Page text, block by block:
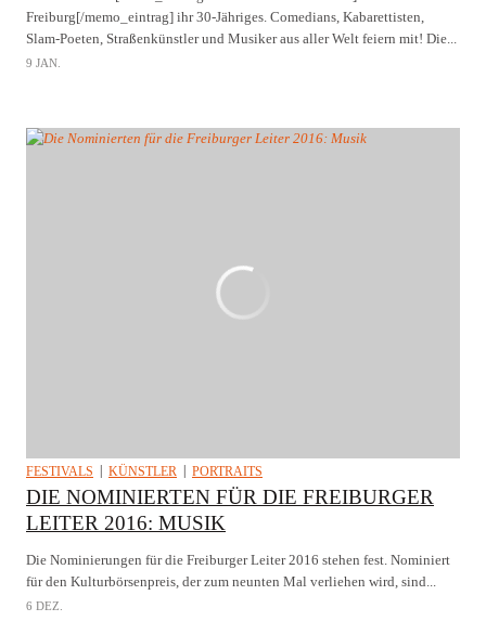
Freiburg[/memo_eintrag] ihr 30-Jähriges. Comedians, Kabarettisten,
Slam-Poeten, Straßenkünstler und Musiker aus aller Welt feiern mit! Die...
9 JAN.
FESTIVALS KÜNSTLER PORTRAITS
DIE NOMINIERTEN FÜR DIE FREIBURGER
LEITER 2016: MUSIK
Die Nominierungen für die Freiburger Leiter 2016 stehen fest. Nominiert
für den Kulturbörsenpreis, der zum neunten Mal verliehen wird, sind...
6 DEZ.